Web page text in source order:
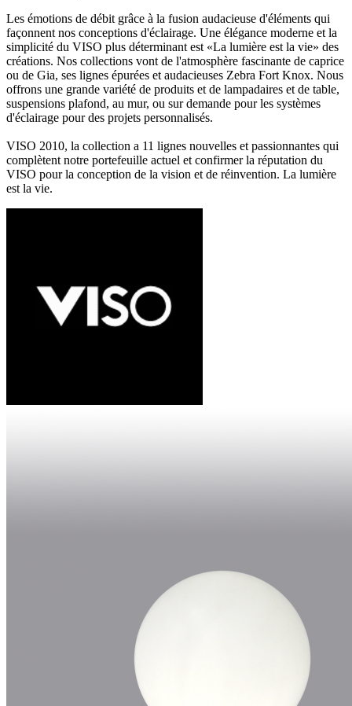
Les émotions de débit grâce à la fusion audacieuse d'éléments qui
façonnent nos conceptions d'éclairage. Une élégance moderne et la
simplicité du VISO plus déterminant est «La lumière est la vie» des
créations. Nos collections vont de l'atmosphère fascinante de caprice
ou de Gia, ses lignes épurées et audacieuses Zebra Fort Knox. Nous
offrons une grande variété de produits et de lampadaires et de table,
suspensions plafond, au mur, ou sur demande pour les systèmes
d'éclairage pour des projets personnalisés.
VISO 2010, la collection a 11 lignes nouvelles et passionnantes qui
complètent notre portefeuille actuel et confirmer la réputation du
VISO pour la conception de la vision et de réinvention. La lumière
est la vie.